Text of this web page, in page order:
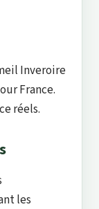
Inveroire
France.
réels.
les